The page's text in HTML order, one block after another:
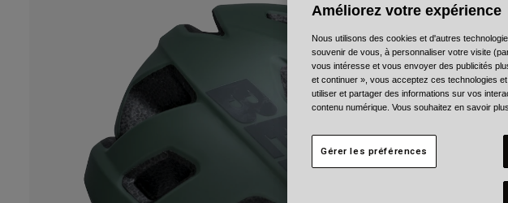
Améliorez votre expérience
Nous utilisons des cookies et d'autres
souvenir de vous, à personnaliser votre visite
vous intéresse et vous envoyer des publicités
et continuer », vous acceptez ces technologies
utiliser et partager des informations sur vos
contenu numérique. Vous souhaitez en savoir
Gérer les préférences